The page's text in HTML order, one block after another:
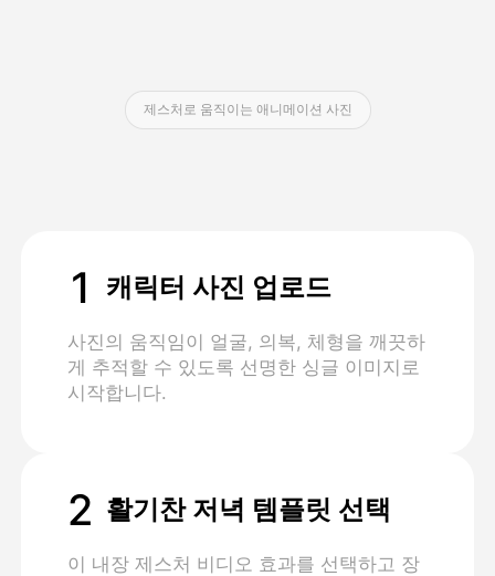
제스처로 움직이는 애니메이션 사진
1 캐릭터 사진 업로드
사진의 움직임이 얼굴, 의복, 체형을 깨끗하
게 추적할 수 있도록 선명한 싱글 이미지로
시작합니다.
2 활기찬 저녁 템플릿 선택
이 내장 제스처 비디오 효과를 선택하고 장